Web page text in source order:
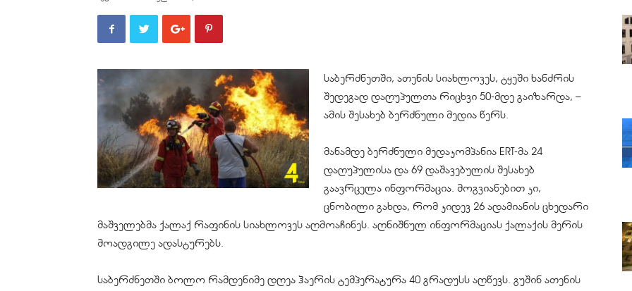
საბერძნეთში, ათენის სიახლოვეს, ტყეში ხანძრის
შედეგად დაღუპულთა რიცხვი 50-მდე გაიზარდა, –
ამის შესახებ ბერძნული მედია წერს.
მანამდე ბერძნული მედაკომპანია ERT-მა 24
დაღუპულისა და 69 დაშავებულის შესახებ
გაავრცელა ინფორმაცია. მოგვიანებით კი,
ცნობილი გახდა, რომ კიდევ 26 ადამიანის ცხედარი
მაშველებმა ქალაქ რაფინის სიახლოვეს აღმოაჩინეს. აღნიშნულ ინფორმაციას ქალაქის მერის
მოადგილე ადასტურებს.
საბერძნეთში ბოლო რამდენიმე დღეა ჰაერის ტემპერატურა 40 გრადუსს აღწევს. გუშინ ათენის